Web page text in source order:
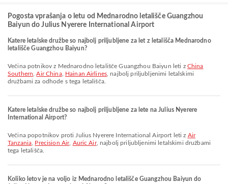
Pogosta vprašanja o letu od Mednarodno letališče Guangzhou
Baiyun do Julius Nyerere International Airport
Katere letalske družbe so najbolj priljubljene za let z letališča Mednarodno
letališče Guangzhou Baiyun?
Večina potnikov z Mednarodno letališče Guangzhou Baiyun leti z China
Southern ,Air China, Hainan Airlines , najbolj priljubljenimi letalskimi
družbami za odhode s tega letališča.
Katere letalske družbe so najbolj priljubljene za lete na Julius Nyerere
International Airport?
Večina popotnikov proti Julius Nyerere International Airport leti z Air
Tanzania Precision Air, Auric Air, najbolj priljubljenimi letalskimi družbami
tega letališča.
Koliko letov je na voljo iz Mednarodno letališče Guangzhou Baiyun do